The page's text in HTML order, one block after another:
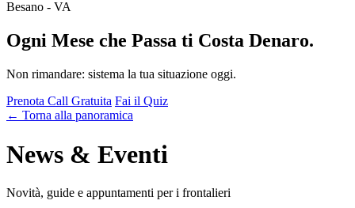
Besano - VA
Ogni Mese che Passa ti Costa Denaro.
Non rimandare: sistema la tua situazione oggi.
Prenota Call Gratuita Fai il Quiz
← Torna alla panoramica
News & Eventi
Novità, guide e appuntamenti per i frontalieri